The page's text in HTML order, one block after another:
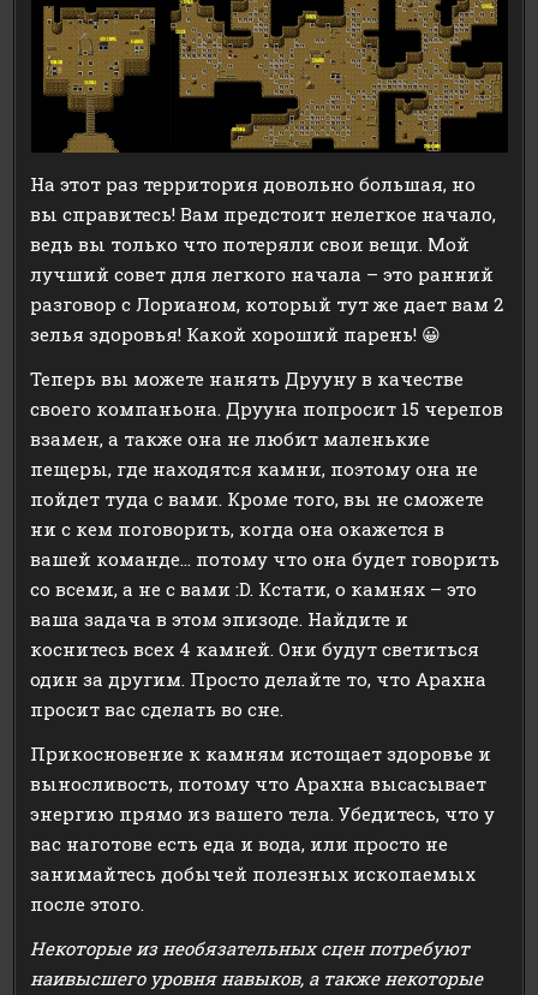
На этот раз территория довольно большая, но
вы справитесь! Вам предстоит нелегкое начало,
ведь вы только что потеряли свои вещи. Мой
лучший совет для легкого начала – это ранний
разговор с Лорианом, который тут же дает вам 2
зелья здоровья! Какой хороший парень! 😀
Теперь вы можете нанять Друуну в качестве
своего компаньона. Друуна попросит 15 черепов
взамен, а также она не любит маленькие
пещеры, где находятся камни, поэтому она не
пойдет туда с вами. Кроме того, вы не сможете
ни с кем поговорить, когда она окажется в
вашей команде… потому что она будет говорить
со всеми, а не с вами :D. Кстати, о камнях – это
ваша задача в этом эпизоде. Найдите и
коснитесь всех 4 камней. Они будут светиться
один за другим. Просто делайте то, что Арахна
просит вас сделать во сне.
Прикосновение к камням истощает здоровье и
выносливость, потому что Арахна высасывает
энергию прямо из вашего тела. Убедитесь, что у
вас наготове есть еда и вода, или просто не
занимайтесь добычей полезных ископаемых
после этого.
Некоторые из необязательных сцен потребуют
наивысшего уровня навыков, а также некоторые